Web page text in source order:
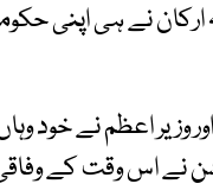
نے ہی اپنی
اعظم نے خود
نے اس وقت کے